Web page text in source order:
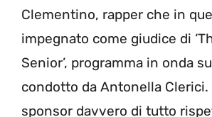
Clementino, rapper che in
impegnato come giudice di
Senior’, programma in onda
condotto da Antonella Clerici.
sponsor davvero di tutto